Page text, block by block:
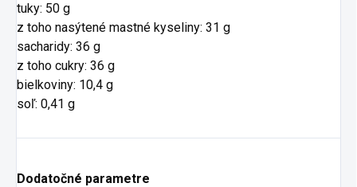
tuky: 50 g
z toho nasýtené mastné kyseliny: 31 g
sacharidy: 36 g
z toho cukry: 36 g
bielkoviny: 10,4 g
soľ: 0,41 g
Dodatočné parametre